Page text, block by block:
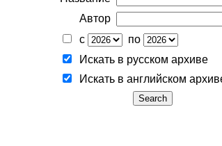
Автор
с
по
Искать в русском архиве
Искать в английском